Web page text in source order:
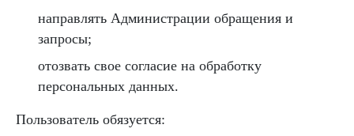
направлять Администрации обращения и
запросы;
отозвать свое согласие на обработку
персональных данных.
Пользователь обязуется: